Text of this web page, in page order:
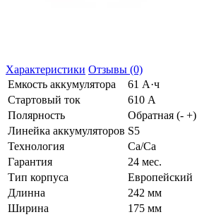
Характеристики Отзывы (0)
Емкость аккумулятора
61 А·ч
Стартовый ток
610 А
Полярность
Обратная (- +)
Линейка аккумуляторов S5
Технология
Ca/Ca
Гарантия
24 мес.
Тип корпуса
Европейский
Длинна
242 мм
Ширина
175 мм